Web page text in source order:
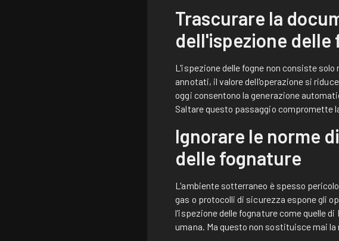
Trascurare la
dell'ispezione delle
L'ispezione delle fogne non consiste
annotati, il valore dell'operazione si
oggi consentono la generazione
Saltare questo passaggio compromette
Ignorare le norme
delle fognature
L'ambiente sotterraneo è spesso
gas o protocolli di sicurezza espone gli
l'ispezione delle fognature come quelle
umana. Ma questo non sostituisce mai